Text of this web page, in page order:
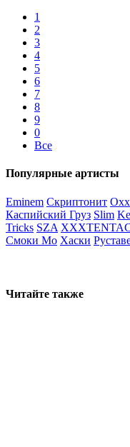
1
2
3
4
5
6
7
8
9
0
Все
Популярные артисты
Eminem Скриптонит
Каспийский Груз Slim
Tricks SZA
Смоки Мо Хаски
Читайте также